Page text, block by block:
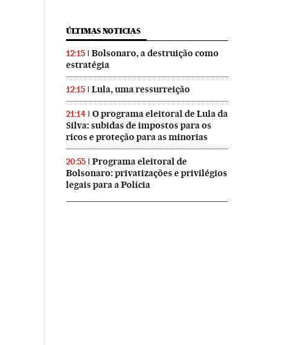
ÚLTIMAS NOTICIAS
12:15
Bolsonaro, a destruição como
estratégia
12:15 Lula, uma ressurreição
21:14
O programa eleitoral de Lula da
Silva: subidas de impostos para os
ricos e proteção para as minorias
20:55
Programa eleitoral de
Bolsonaro: privatizações e privilégios
legais para a Polícia